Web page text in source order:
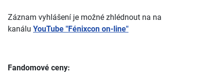
Záznam vyhlášení je možné zhlédnout na na
kanálu YouTube "Fénixcon on-line"
Fandomové ceny: